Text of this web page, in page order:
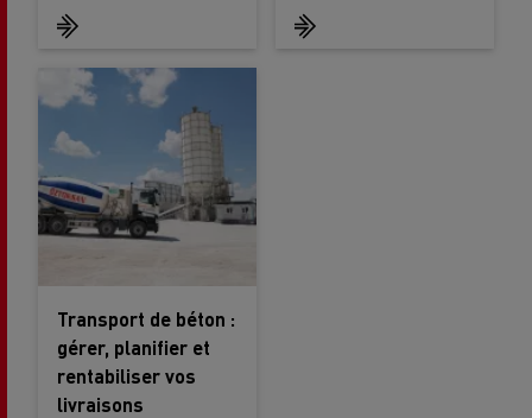
Transport de béton :
gérer, planifier et
rentabiliser vos
livraisons